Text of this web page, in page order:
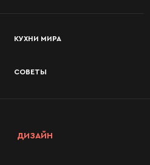
КУХНИ МИРА
СОВЕТЫ
ДИЗАЙН